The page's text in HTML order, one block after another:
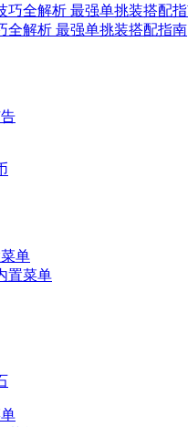
全解析 最强单挑装搭配指南
置菜单